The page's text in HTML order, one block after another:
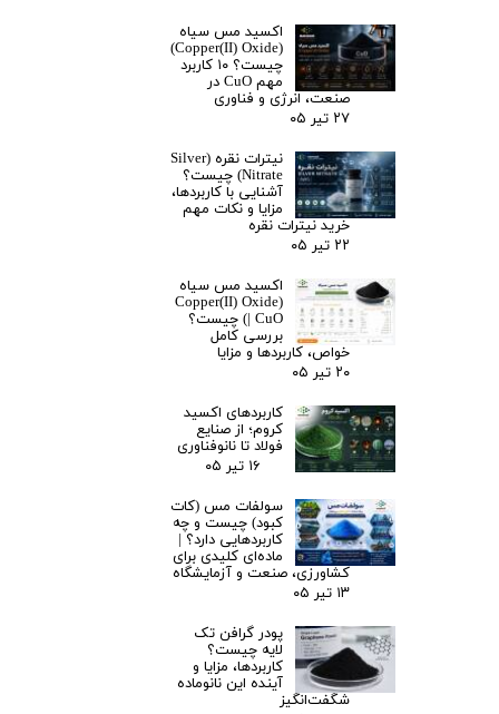
اکسید مس سیاه
(Copper(II) Oxide)
چیست؟ ۱۰ کاربرد
مهم CuO در
صنعت، انرژی و فناوری
۲۷ تیر ۰۵
نیترات نقره (Silver
Nitrate) چیست؟
آشنایی با کاربردها،
مزایا و نکات مهم
خرید نیترات نقره
۲۲ تیر ۰۵
اکسید مس سیاه
(Copper(II) Oxide
| CuO) چیست؟
بررسی کامل
خواص، کاربردها و مزایا
۲۰ تیر ۰۵
کاربردهای اکسید
کروم؛ از صنایع
فولاد تا نانوفناوری
۱۶ تیر ۰۵
سولفات مس (کات
کبود) چیست و چه
کاربردهایی دارد؟ |
ماده‌ای کلیدی برای
کشاورزی، صنعت و آزمایشگاه
۱۳ تیر ۰۵
پودر گرافن تک
لایه چیست؟
کاربردها، مزایا و
آینده این نانوماده
شگفت‌انگیز